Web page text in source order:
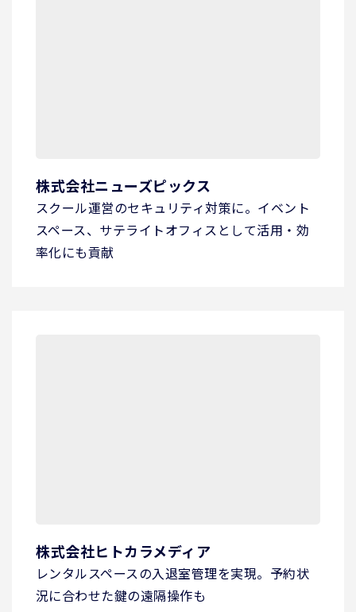
株式会社ニューズピックス
スクール運営のセキュリティ対策に。イベント
スペース、サテライトオフィスとして活用・効
率化にも貢献
株式会社ヒトカラメディア
レンタルスペースの入退室管理を実現。予約状
況に合わせた鍵の遠隔操作も